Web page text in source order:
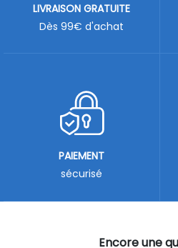
Encore une
LIVRAISON GRATUITE
Dès 99€ d'achat
PAIEMENT
sécurisé